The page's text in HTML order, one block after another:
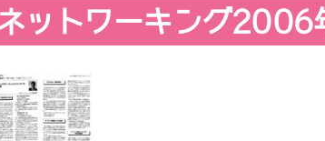
ットワーキング